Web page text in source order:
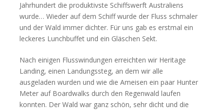
Jahrhundert die produktivste Schiffswerft Australiens
wurde… Wieder auf dem Schiff wurde der Fluss schmaler
und der Wald immer dichter. Für uns gab es erstmal ein
leckeres Lunchbuffet und ein Gläschen Sekt.
Nach einigen Flusswindungen erreichten wir Heritage
Landing, einen Landungssteg, an dem wir alle
ausgeladen wurden und wie die Ameisen ein paar Hunter
Meter auf Boardwalks durch den Regenwald laufen
konnten. Der Wald war ganz schön, sehr dicht und die